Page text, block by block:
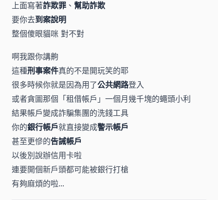
上面寫著詐欺罪 、 幫助詐欺
要你去到案說明
整個傻眼貓咪 對不對
啊我跟你講齁
這種刑事案件真的不是開玩笑的耶
很多時候你就是因為用了公共網路登入
或者貪圖那個「租借帳戶」一個月幾千塊的蠅頭小利
結果帳戶變成詐騙集團的洗錢工具
你的銀行帳戶就直接變成警示帳戶
甚至更慘的告誡帳戶
以後別說辦信用卡啦
連要開個新戶頭都可能被銀行打槍
有夠麻煩的啦...